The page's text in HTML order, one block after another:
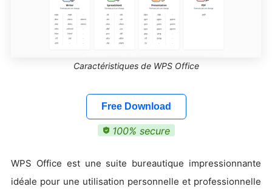
Caractéristiques de WPS Office
Free Download
100% secure
WPS Office est une suite bureautique impressionnante
idéale pour une utilisation personnelle et professionnelle